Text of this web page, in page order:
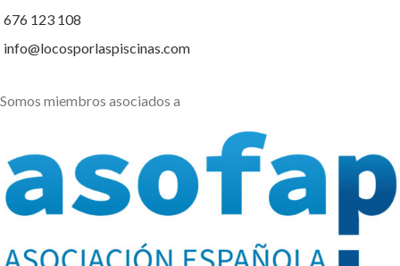
676 123 108
info@locosporlaspiscinas.com
Somos miembros asociados a